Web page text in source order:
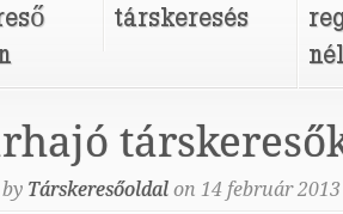
társkeresés
Társkeresőoldal on 14 február2013